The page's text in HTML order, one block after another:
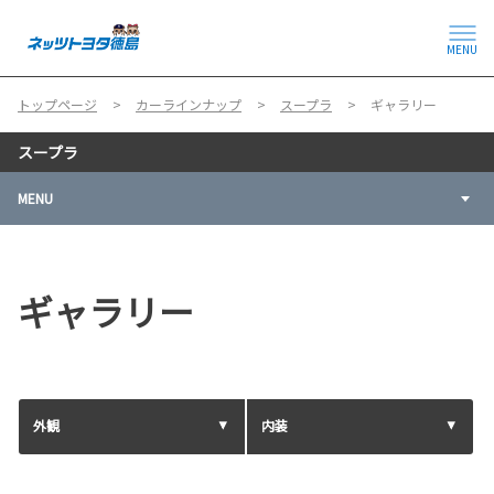
MENU
トップページ カーラインナップ スープラ ギャラリー
スープラ
MENU
ギャラリー
外観 内装